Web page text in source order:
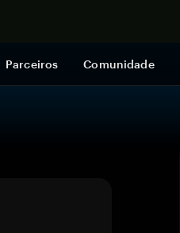
Parceiros Comunidade